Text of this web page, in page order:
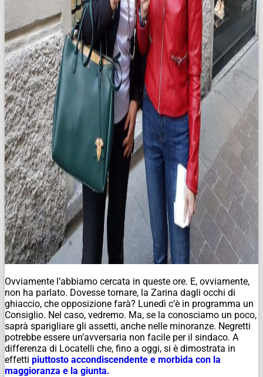
Ovviamente l’abbiamo cercata in queste ore. E, ovviamente,
non ha parlato. Dovesse tornare, la Zarina dagli occhi di
ghiaccio, che opposizione farà? Lunedì c’è in programma un
Consiglio. Nel caso, vedremo. Ma, se la conosciamo un poco,
saprà sparigliare gli assetti, anche nelle minoranze. Negretti
potrebbe essere un’avversaria non facile per il sindaco. A
differenza di Locatelli che, fino a oggi, si è dimostrata in
effetti piuttosto accondiscendente e morbida con la
maggioranza e la giunta.